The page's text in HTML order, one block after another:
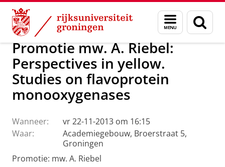
Skip
Content
Skip
Navigation
Menu
en
zoeken
Over ons Actueel Nieuws
Promotie mw. A. Riebel:
Perspectives in yellow.
Studies on flavoprotein
monooxygenases
Wanneer:
vr 22-11-2013 om 16:15
Waar:
Academiegebouw, Broerstraat 5,
Groningen
Promotie: mw. A. Riebel